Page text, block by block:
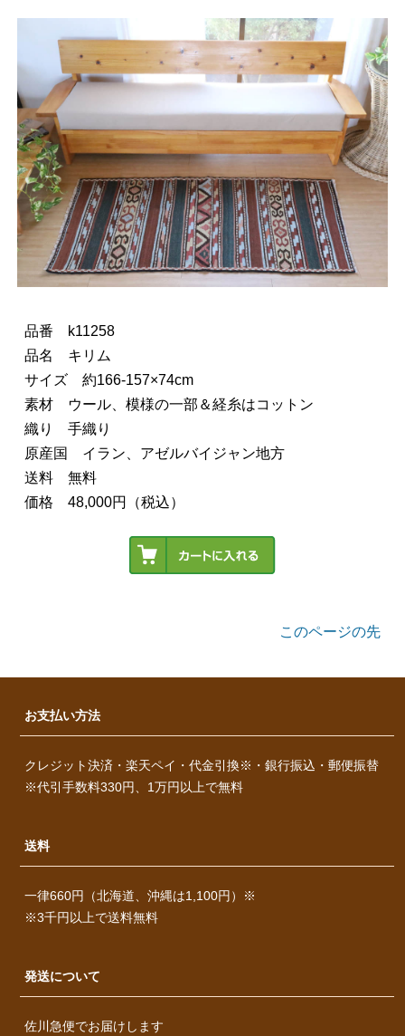
品番 k11258
品名 キリム
サイズ 約166-157×74cm
素材 ウール、模様の一部＆経糸はコットン
織り 手織り
原産国 イラン、アゼルバイジャン地方
送料 無料
価格 48,000円（税込）
このページの先
お支払い方法
クレジット決済・楽天ペイ・代金引換※・銀行振込・郵便振替
※代引手数料330円、1万円以上で無料
送料
一律660円（北海道、沖縄は1,100円）※
※3千円以上で送料無料
発送について
佐川急便でお届けします